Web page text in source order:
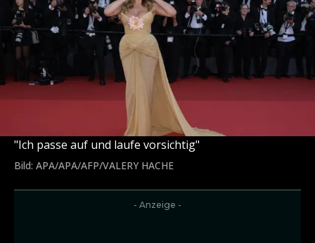
"Ich passe auf und laufe vorsichtig"
Bild: APA/APA/AFP/VALERY HACHE
- Anzeige -